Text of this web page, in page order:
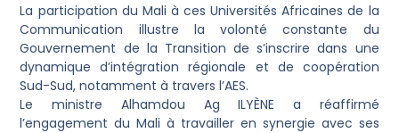
La participation du Mali à ces Universités Africaines de la
Communication illustre la volonté constante du
Gouvernement de la Transition de s’inscrire dans une
dynamique d’intégration régionale et de coopération
Sud-Sud, notamment à travers l’AES.
Le ministre Alhamdou Ag ILYÈNE a réaffirmé
l’engagement du Mali à travailler en synergie avec ses